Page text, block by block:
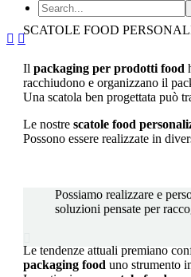
 
SCATOLE FOOD
Il packaging per prodotti food
racchiudono e organizzano il
Una scatola ben progettata può
Le nostre scatole food
Possono essere realizzate in
Possiamo realizzare e
soluzioni pensate per
Le tendenze attuali premiano
packaging food uno strumento